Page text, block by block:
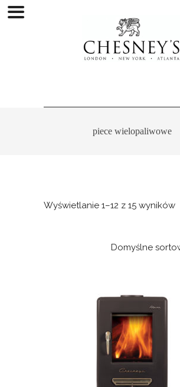
piece wielopaliwowe
Wyświetlanie 1–12 z 15 wyników
Domyślne